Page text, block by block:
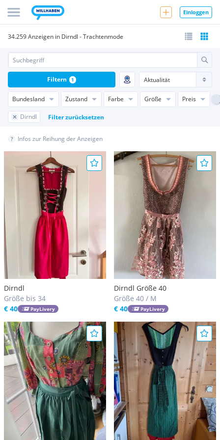
Einloggen
34.259 Anzeigen in Dirndl - Trachtenmode
Bundesland Zustand Farbe Größe Preis
Dirndl Filter zurücksetzen
Filtern 1
Infos zur Reihung der Anzeigen
Dirndl
Größe bis 34
€ 40
PayLivery
Dirndl Größe 40
Größe 40 / M
€ 40
PayLivery